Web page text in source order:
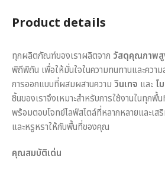
Product details
ทุกผลิตภัณฑ์ของเราผลิตจาก วัสดุคุณภาพ
พิถีพิถัน เพื่อให้มั่นใจในความทนทานและความ
การออกแบบที่ผสมผสานความ วินเทจ และ โ
ชิ้นของเราจึงเหมาะสำหรับการใช้งานในทุก
พร้อมตอบโจทย์ไลฟ์สไตล์ที่หลากหลายและเส
และหรูหราให้กับพื้นที่ของคุณ
คุณสมบัติเด่น